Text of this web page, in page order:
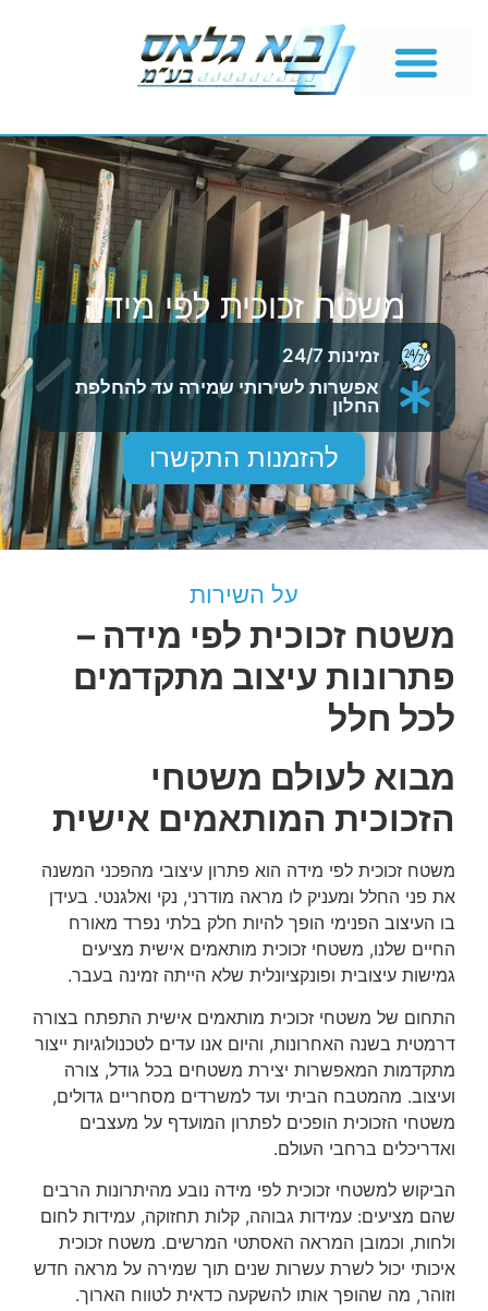
משטח זכוכית לפי מידה
זמינות 24/7
אפשרות לשירותי שמירה עד להחלפת
החלון
להזמנות התקשרו
על השירות
משטח זכוכית לפי מידה –
פתרונות עיצוב מתקדמים
לכל חלל
מבוא לעולם משטחי
הזכוכית המותאמים אישית
משטח זכוכית לפי מידה הוא פתרון עיצובי מהפכני המשנה
את פני החלל ומעניק לו מראה מודרני, נקי ואלגנטי. בעידן
בו העיצוב הפנימי הופך להיות חלק בלתי נפרד מאורח
החיים שלנו, משטחי זכוכית מותאמים אישית מציעים
גמישות עיצובית ופונקציונלית שלא הייתה זמינה בעבר.
התחום של משטחי זכוכית מותאמים אישית התפתח בצורה
דרמטית בשנה האחרונות, והיום אנו עדים לטכנולוגיות ייצור
מתקדמות המאפשרות יצירת משטחים בכל גודל, צורה
ועיצוב. מהמטבח הביתי ועד למשרדים מסחריים גדולים,
משטחי הזכוכית הופכים לפתרון המועדף על מעצבים
ואדריכלים ברחבי העולם.
הביקוש למשטחי זכוכית לפי מידה נובע מהיתרונות הרבים
שהם מציעים: עמידות גבוהה, קלות תחזוקה, עמידות לחום
ולחות, וכמובן המראה האסתטי המרשים. משטח זכוכית
איכותי יכול לשרת עשרות שנים תוך שמירה על מראה חדש
וזוהר, מה שהופך אותו להשקעה כדאית לטווח הארוך.